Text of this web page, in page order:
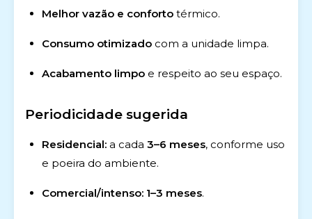
Melhor vazão e conforto térmico.
Consumo otimizado com a unidade limpa.
Acabamento limpo e respeito ao seu espaço.
Periodicidade sugerida
Residencial: a cada 3–6 meses, conforme uso
e poeira do ambiente.
Comercial/intenso: 1–3 meses.